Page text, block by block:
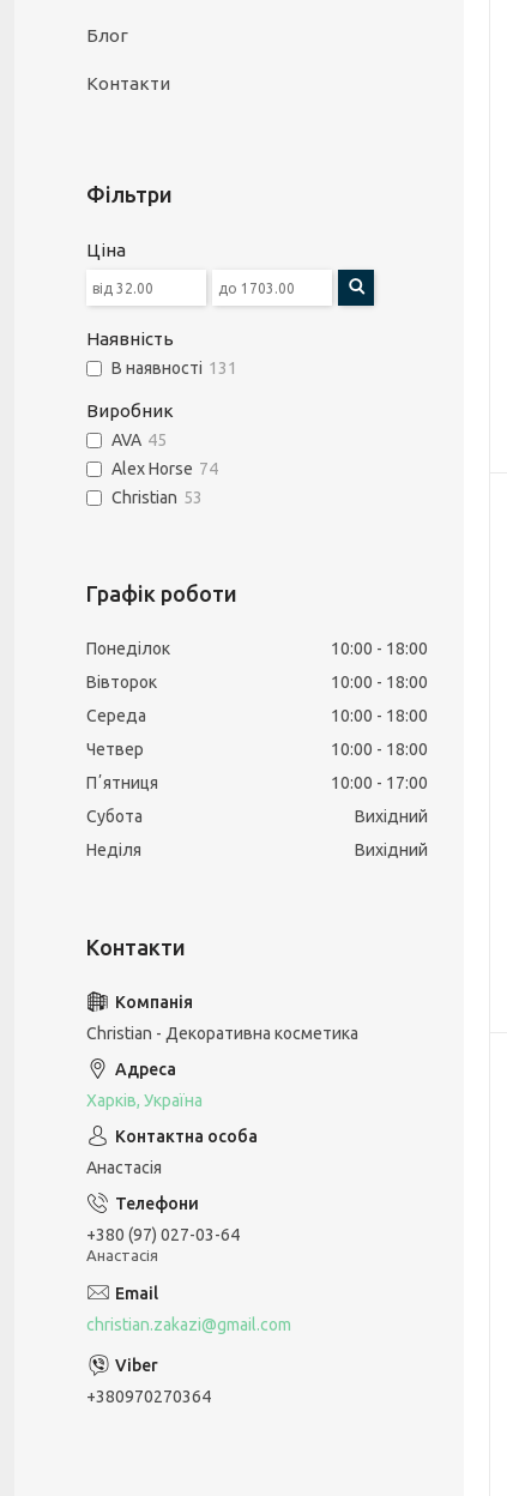
Блог
Контакти
Фільтри
Ціна
Наявність
В наявності 131
Виробник
AVA 45
Alex Horse 74
Christian 53
Графік роботи
Понеділок 10:00
18:00
Вівторок
10:00
18:00
Середа
10:00
18:00
Четвер
10:00
18:00
Пʼятниця
10:00
17:00
Субота
Вихідний
Неділя
Вихідний
Christian - Декоративна косметика
Харків, Україна
Анастасія
+380 (97) 027-03-64
Анастасія
christian.zakazi@gmail.com
+380970270364